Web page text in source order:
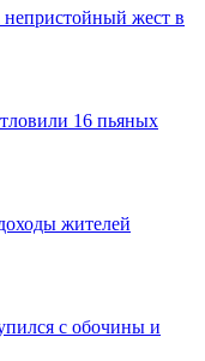
непристойный жест в
16 пьяных
жителей
с обочины и